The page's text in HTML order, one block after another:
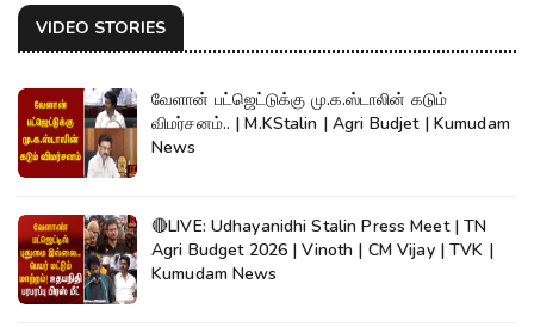
VIDEO STORIES
வேளான் பட்ஜெட்டுக்கு மு.க.ஸ்டாலின் கடும்
விமர்சனம்.. | M.KStalin | Agri Budjet | Kumudam
News
🔴LIVE: Udhayanidhi Stalin Press Meet | TN
Agri Budget 2026 | Vinoth | CM Vijay | TVK |
Kumudam News